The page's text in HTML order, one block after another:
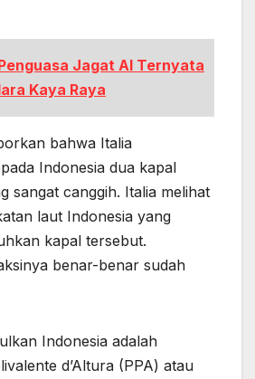
Jagat AI Ternyata
Kaya Raya
bahwa Italia
Indonesia dua kapal
sangat canggih. Italia melihat
laut Indonesia yang
kapal tersebut.
benar-benar sudah
Indonesia adalah
d’Altura (PPA) atau